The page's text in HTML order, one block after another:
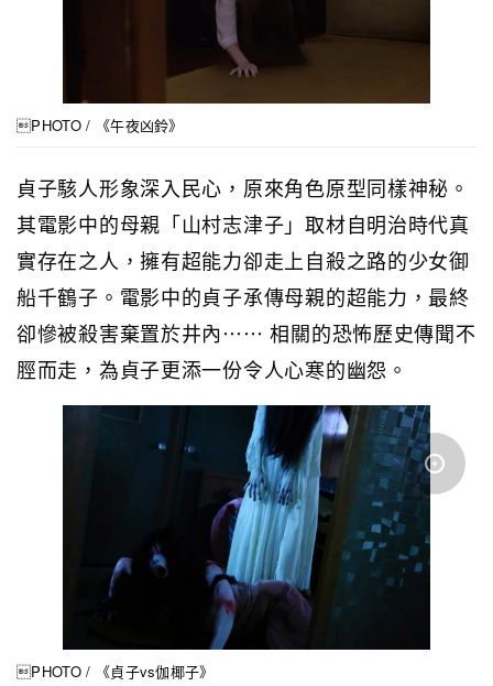
PHOTO / 《午夜凶鈴》
貞子駭人形象深入民心，原來角色原型同樣神秘。
其電影中的母親「山村志津子」取材自明治時代真
實存在之人，擁有超能力卻走上自殺之路的少女御
船千鶴子。電影中的貞子承傳母親的超能力，最終
卻慘被殺害棄置於井內⋯⋯ 相關的恐怖歷史傳聞不
脛而走，為貞子更添一份令人心寒的幽怨。
PHOTO / 《貞子vs伽椰子》